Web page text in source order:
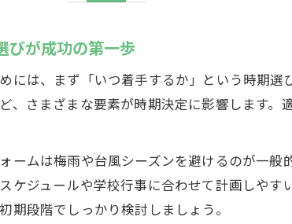
リフォーム費用の節
リフォームで予算以
春と秋にリフォーム
リフォームが春と秋
リフォーム時期を春秋
びが成功の第一歩
には、まず「いつ着手するか」という時期
、さまざまな要素が時期決定に影響します
ームは梅雨や台風シーズンを避けるのが一
ケジュールや学校行事に合わせて計画しや
期段階でしっかり検討しましょう。